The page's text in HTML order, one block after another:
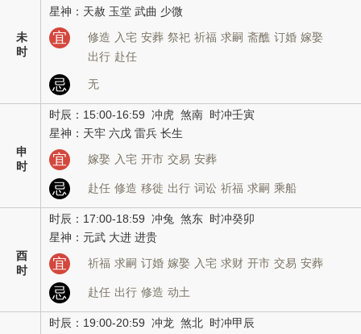
未
时
星神：天赦 玉堂 武曲 少微
宜 修造 入宅 安葬 祭祀 祈福 求嗣 斋醮 订婚 嫁娶
出行 赴任
忌 无
申
时
时辰：15:00-16:59 冲虎 煞南 时冲壬寅
星神：天牢 六戊 雷兵 长生
宜 嫁娶 入宅 开市 交易 安葬
忌 赴任 修造 移徙 出行 词讼 祈福 求嗣 乘船
酉
时
时辰：17:00-18:59 冲兔 煞东 时冲癸卯
星神：元武 大进 进贵
宜 祈福 求嗣 订婚 嫁娶 入宅 求财 开市 交易 安葬
忌 赴任 出行 修造 动土
时辰：19:00-20:59 冲龙 煞北 时冲甲辰